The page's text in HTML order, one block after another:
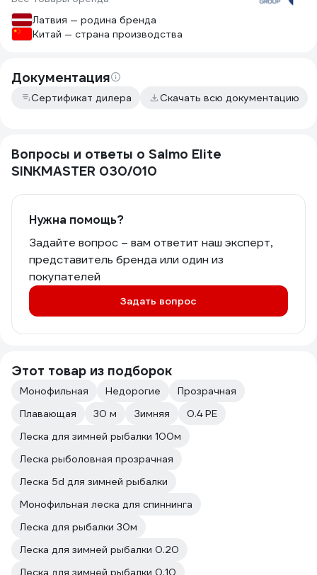
Латвия — родина бренда
Китай — страна производства
Документация
Сертификат дилера Скачать всю документацию
Вопросы и ответы о Salmo Elite
SINKMASTER 030/010
Нужна помощь?
Задайте вопрос – вам ответит наш эксперт,
представитель бренда или один из
покупателей
Задать вопрос
Этот товар из подборок
Монофильная Недорогие
Прозрачная
Плавающая
30 м Зимняя
0.4 PE
Леска для зимней рыбалки 100м
Леска рыболовная прозрачная
Леска 5d для зимней рыбалки
Монофильная леска для спиннинга
Леска для рыбалки 30м
Леска для зимней рыбалки 0.20
Леска для зимней рыбалки 0.10